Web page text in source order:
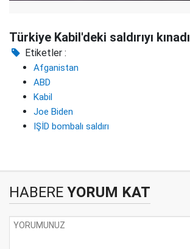
Türkiye Kabil'deki saldırıyı kınadı
Etiketler :
Afganistan
ABD
Kabil
Joe Biden
IŞİD bombalı saldırı
HABERE YORUM KAT